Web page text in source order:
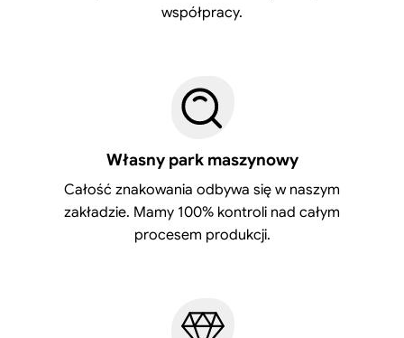
współpracy.
Własny park maszynowy
Całość znakowania odbywa się w naszym
zakładzie. Mamy 100% kontroli nad całym
procesem produkcji.